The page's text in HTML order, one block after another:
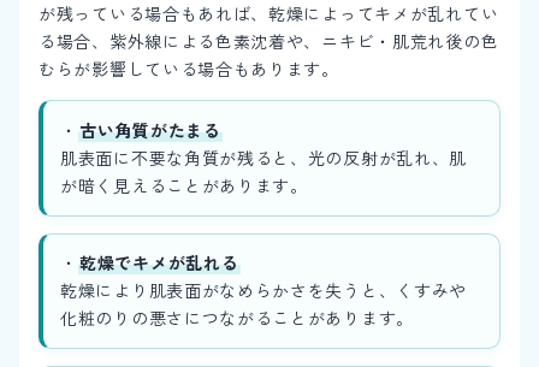
が残っている場合もあれば、乾燥によってキメが乱れてい
る場合、紫外線による色素沈着や、ニキビ・肌荒れ後の色
むらが影響している場合もあります。
・ 古い角質がたまる
肌表面に不要な角質が残ると、光の反射が乱れ、肌
が暗く見えることがあります。
・ 乾燥でキメが乱れる
乾燥により肌表面がなめらかさを失うと、くすみや
化粧のりの悪さにつながることがあります。